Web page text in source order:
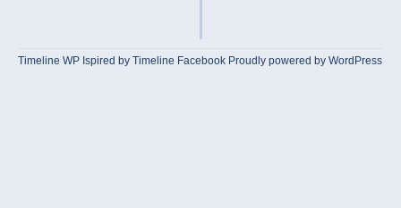
Timeline WP Ispired byTimeline Facebook Proudly powered by WordPress